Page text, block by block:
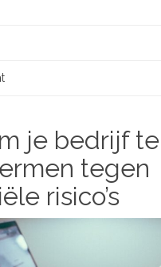
je bedrijf te
tegen
risico’s